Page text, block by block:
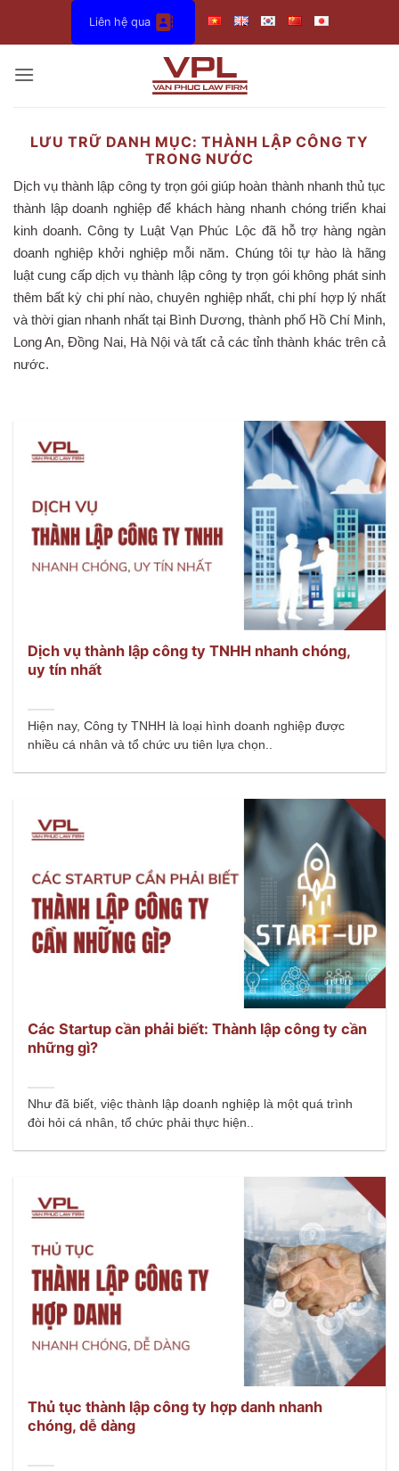
dung
Liên hệ qua
LƯU TRỮ DANH MỤC:THÀNH LẬP CÔNG TY
TRONG NƯỚC
Dịch vụ thành lập công ty trọn gói giúp hoàn thành nhanh thủ tục
thành lập doanh nghiệp để khách hàng nhanh chóng triển khai
kinh doanh. Công ty Luật Vạn Phúc Lộc đã hỗ trợ hàng ngàn
doanh nghiệp khởi nghiệp mỗi năm. Chúng tôi tự hào là hãng
luật cung cấp dịch vụ thành lập công ty trọn gói không phát sinh
thêm bất kỳ chi phí nào, chuyên nghiệp nhất, chi phí hợp lý nhất
và thời gian nhanh nhất tại Bình Dương, thành phố Hồ Chí Minh,
Long An, Đồng Nai, Hà Nội và tất cả các tỉnh thành khác trên cả
nước.
Dịch vụ thành lập công ty TNHH nhanh chóng,
uy tín nhất
Hiện nay, Công ty TNHH là loại hình doanh nghiệp được
nhiều cá nhân và tổ chức ưu tiên lựa chọn..
Các Startup cần phải biết: Thành lập công ty cần
những gì?
Như đã biết, việc thành lập doanh nghiệp là một quá trình
đòi hỏi cá nhân, tổ chức phải thực hiện..
Thủ tục thành lập công ty hợp danh nhanh
chóng, dễ dàng